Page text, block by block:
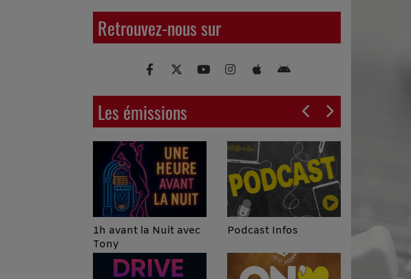
Retrouvez-nous sur
Les émissions
1h avant la Nuit avec
Tony
Podcast Infos